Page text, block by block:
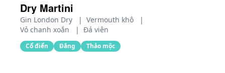
Dry Martini
Gin London Dry | Vermouth khô
|
Vỏ chanh xoắn
| Đá viên
Cổ điển Đắng Thảo mộc